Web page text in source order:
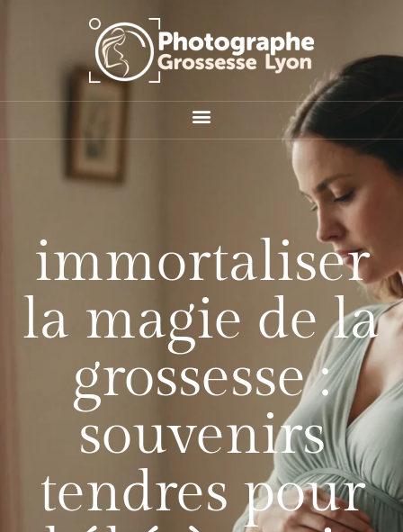
immortaliser
la magie de la
grossesse :
souvenirs
tendres pour